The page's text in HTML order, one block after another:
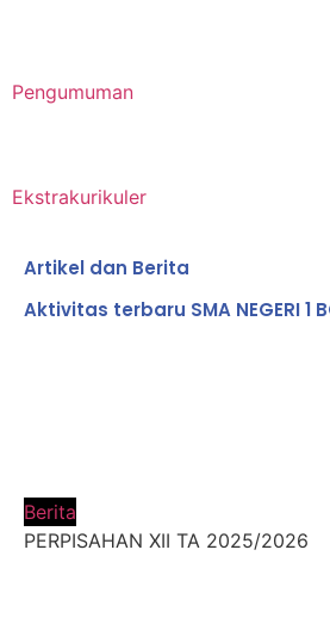
Pengumuman
Ekstrakurikuler
Artikel dan Berita
Aktivitas terbaru SMA NEGERI 1
Berita
PERPISAHAN XII TA 2025/2026